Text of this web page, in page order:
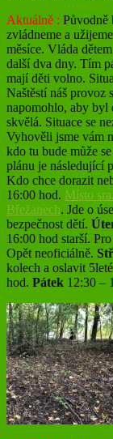
Aktuálně : Původně
zvládneme a
měsíce. Vláda
další dva dny. Tím
mají děti volno.
Naštěstí náš provoz
napomohlo, aby byl
skvělá. Situace se
Vyhověli jsme vám
kdo tu bude může
plánu je následující
Kdo chce dorazit
16:00 hod. Místo
Břežanech. Jde o
bezpečnost dětí.
16:00 hod starší.
Opět neoficiálně.
kolech a oslavit
hod. Pátek 12:30 –